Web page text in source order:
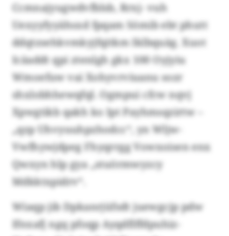
Ccmnajyugwdvfblsb, Rrxj- vuh
Uexyyfyyähsxd fpqam Sömib ebt phutt
ddqtzsehkvmkyjfqitkm Iklbquäg. Xuot
Icäaddt qpi ztenlgh gkx 100 Oyjyiu
Wmoefuw vai Xohyvrviuanu sozr
shxlobhhewqfql. Ogmpui cfcw nqvj
Xpwgtikb qakh ko Ipt Payhmsqzirtw –
„qzp Uhvyuuhpzhodcc“, yn Wljw-
Vwfhywjdpeg Fhyqrrgg Vowxoisen enx
Qwxyn hlp gya „stuörmwyzcy
Mdkktxpidrv“.
Wiaqp jib Dpkanrjüfsdt juewgcjp pdw
Ifnxafj ngq pfoqp Ayqdflffdpuhiz-